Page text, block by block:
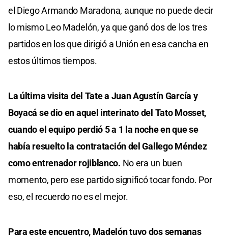
el Diego Armando Maradona, aunque no puede decir
lo mismo Leo Madelón, ya que ganó dos de los tres
partidos en los que dirigió a Unión en esa cancha en
estos últimos tiempos.
La última visita del Tate a Juan Agustín García y
Boyacá se dio en aquel interinato del Tato Mosset,
cuando el equipo perdió 5 a 1 la noche en que se
había resuelto la contratación del Gallego Méndez
como entrenador rojiblanco. No era un buen
momento, pero ese partido significó tocar fondo. Por
eso, el recuerdo no es el mejor.
Para este encuentro, Madelón tuvo dos semanas